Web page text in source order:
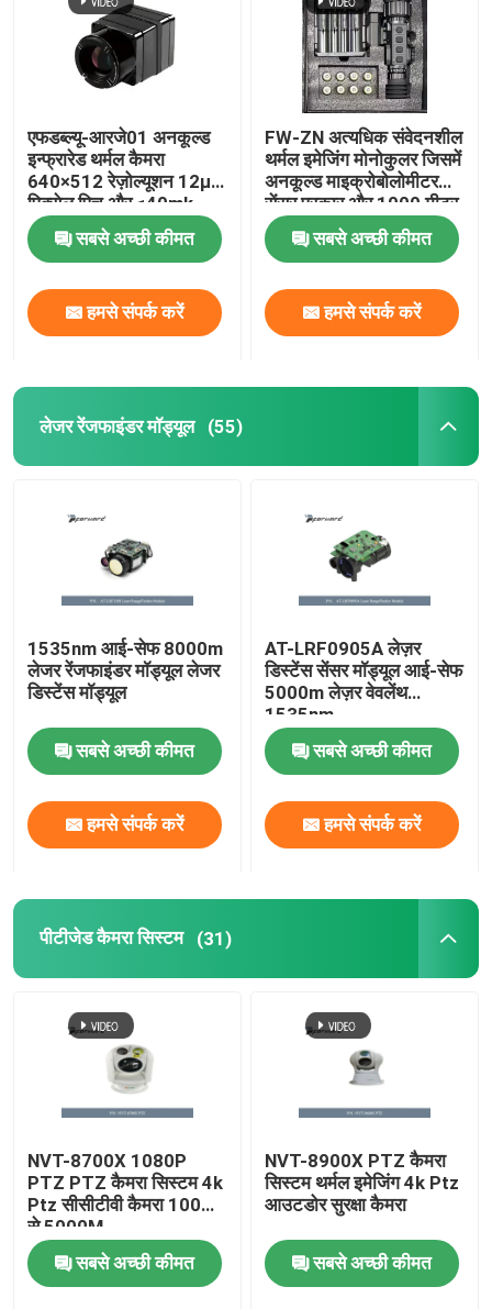
एफडब्ल्यू-आरजे01 अनकूल्ड
इन्फ्रारेड थर्मल कैमरा
640×512 रेज़ोल्यूशन 12µm
पिक्सेल पिच और ≤40mk
NETD के साथ औद्योगिक
पहचान के लिएसबसे अच्छी कीमत
हमसे संपर्क करें
FW-ZN अत्यधिक संवेदनशील
थर्मल इमेजिंग मोनोकुलर जिसमें
अनकूल्ड माइक्रोबोलोमीटर
सेंसर प्रकार और 1000 मीटर
की पहचान सीमा है
सबसे अच्छी कीमत
हमसे संपर्क करें
लेजर रेंजफाइंडर मॉड्यूल (55)
1535nm आई-सेफ 8000m
लेजर रेंजफाइंडर मॉड्यूल लेजर
डिस्टेंस मॉड्यूल
सबसे अच्छी कीमत
हमसे संपर्क करें
AT-LRF0905A लेज़र
डिस्टेंस सेंसर मॉड्यूल आई-सेफ
5000m लेज़र वेवलेंथ
1535nm
सबसे अच्छी कीमत
हमसे संपर्क करें
पीटीजेड कैमरा सिस्टम (31)
NVT-8700X 1080P
PTZ PTZ कैमरा सिस्टम 4k
Ptz सीसीटीवी कैमरा 100M
से 5000M
सबसे अच्छी कीमत
NVT-8900X PTZ कैमरा
सिस्टम थर्मल इमेजिंग 4k Ptz
आउटडोर सुरक्षा कैमरा
सबसे अच्छी कीमत